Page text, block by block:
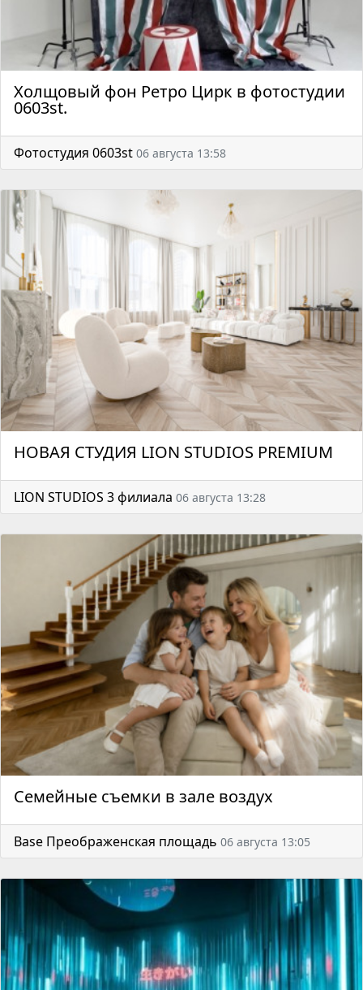
Холщовый фон Ретро Цирк в фотостудии
0603st.
Фотостудия 0603st 06 августа 13:58
НОВАЯ СТУДИЯ LION STUDIOS PREMIUM
LION STUDIOS 3 филиала 06 августа 13:28
Семейные съемки в зале воздух
Base Преображенская площадь 06 августа 13:05